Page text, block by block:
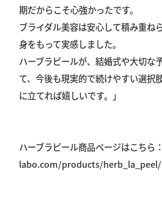
期だからこそ心強かったです。
ブライダル美容は安心して積み重ね
身をもって実感しました。
ハーブラピールが、結婚式や大切な
て、今後も現実的で続けやすい選択
に立てれば嬉しいです。」
ハーブラピール商品ページはこちら：
labo.com/products/herb_la_peel/